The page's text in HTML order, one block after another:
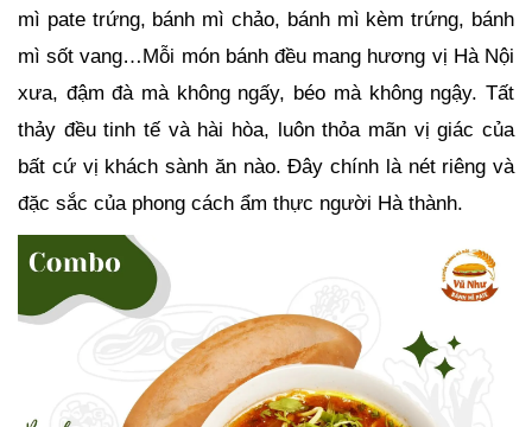
mì pate trứng, bánh mì chảo, bánh mì kèm trứng, bánh
mì sốt vang…Mỗi món bánh đều mang hương vị Hà Nội
xưa, đậm đà mà không ngấy, béo mà không ngậy. Tất
thảy đều tinh tế và hài hòa, luôn thỏa mãn vị giác của
bất cứ vị khách sành ăn nào. Đây chính là nét riêng và
đặc sắc của phong cách ẩm thực người Hà thành.